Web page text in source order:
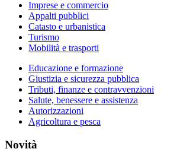
Imprese e commercio
Appalti pubblici
Catasto e urbanistica
Turismo
Mobilità e trasporti
Educazione e formazione
Giustizia e sicurezza pubblica
Tributi, finanze e contravvenzioni
Salute, benessere e assistenza
Autorizzazioni
Agricoltura e pesca
Novità